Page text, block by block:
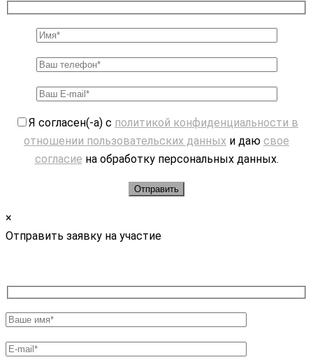
Я согласен(-а) с политикой конфиденциальности в
отношении пользовательских данных и даю свое
согласие на обработку персональных данных.
×
Отправить заявку на участие